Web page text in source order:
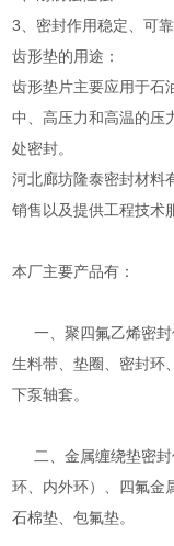
3、密封作用稳定、可靠
齿形垫的用途：
齿形垫片主要应用于石
中、高压力和高温的压
处密封。
河北廊坊隆泰密封材料
销售以及提供工程技术
本厂主要产品有：
一、聚四氟乙烯密封
生料带、垫圈、密封环
下泵轴套。
二、金属缠绕垫密封
环、内外环）、四氟金
石棉垫、包氟垫。